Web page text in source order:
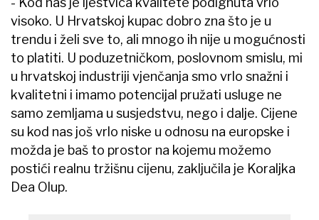
visoko. U Hrvatskoj kupac dobro zna što je u
trendu i želi sve to, ali mnogo ih nije u mogućnosti
to platiti. U poduzetničkom, poslovnom smislu, mi
u hrvatskoj industriji vjenčanja smo vrlo snažni i
kvalitetni i imamo potencijal pružati usluge ne
samo zemljama u susjedstvu, nego i dalje. Cijene
su kod nas još vrlo niske u odnosu na europske i
možda je baš to prostor na kojemu možemo
postići realnu tržišnu cijenu, zaključila je Koraljka
Dea Olup.